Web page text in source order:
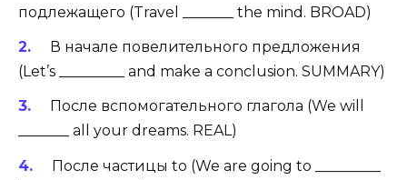
подлежащего (Travel _______ the mind. BROAD)
В начале повелительного предложения
(Let’s _________ and make a conclusion. SUMMARY)
После вспомогательного глагола (We will
_______ all your dreams. REAL)
После частицы to (We are going to _________